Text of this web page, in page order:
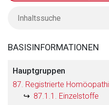
BASISINFORMATIONEN
Hauptgruppen
87. Registrierte
87.1.1. Einzelstoffe